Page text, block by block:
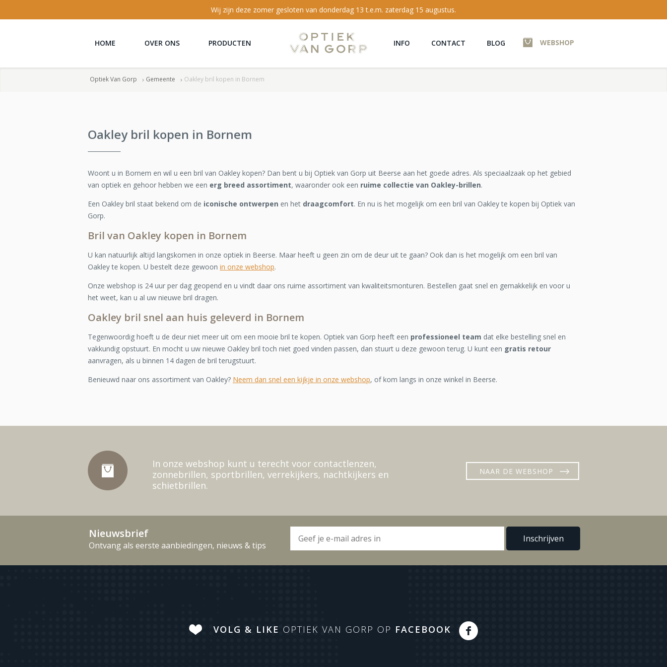
Wij zijn deze zomer gesloten van donderdag 13 t.e.m. zaterdag 15 augustus.
WEBSHOP
HOME OVER ONS PRODUCTEN INFO CONTACT BLOG
Optiek Van Gorp Gemeente Oakley bril kopen in Bornem
Oakley bril kopen in Bornem
Woont u in Bornem en wil u een bril van Oakley kopen? Dan bent u bij Optiek van Gorp uit Beerse aan het goede adres. Als speciaalzaak op het gebied
van optiek en gehoor hebben we een erg breed assortiment, waaronder ook een ruime collectie van Oakley-brillen.
Een Oakley bril staat bekend om de iconische ontwerpen en het draagcomfort. En nu is het mogelijk om een bril van Oakley te kopen bij Optiek van
Gorp.
Bril van Oakley kopen in Bornem
U kan natuurlijk altijd langskomen in onze optiek in Beerse. Maar heeft u geen zin om de deur uit te gaan? Ook dan is het mogelijk om een bril van
Oakley te kopen. U bestelt deze gewoon in onze webshop.
Onze webshop is 24 uur per dag geopend en u vindt daar ons ruime assortiment van kwaliteitsmonturen. Bestellen gaat snel en gemakkelijk en voor u
het weet, kan u al uw nieuwe bril dragen.
Oakley bril snel aan huis geleverd in Bornem
Tegenwoordig hoeft u de deur niet meer uit om een mooie bril te kopen. Optiek van Gorp heeft een professioneel team dat elke bestelling snel en
vakkundig opstuurt. En mocht u uw nieuwe Oakley bril toch niet goed vinden passen, dan stuurt u deze gewoon terug. U kunt een gratis retour
aanvragen, als u binnen 14 dagen de bril terugstuurt.
Benieuwd naar ons assortiment van Oakley? Neem dan snel een kijkje in onze webshop, of kom langs in onze winkel in Beerse.
In onze webshop kunt u terecht voor contactlenzen,
zonnebrillen, sportbrillen, verrekijkers, nachtkijkers en
schietbrillen.
NAAR DE WEBSHOP
Nieuwsbrief
Ontvang als eerste aanbiedingen, nieuws & tips
VOLG & LIKE OPTIEK VAN GORP OP FACEBOOK